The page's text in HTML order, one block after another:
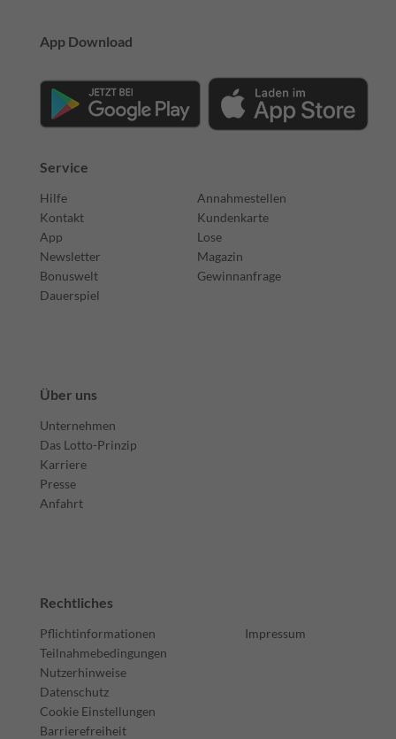
App Download
Service
Hilfe
Kontakt
App
Newsletter
Bonuswelt
Dauerspiel
Annahmestellen
Kundenkarte
Lose
Magazin
Gewinnanfrage
Über uns
Unternehmen
Das Lotto-Prinzip
Karriere
Presse
Anfahrt
Rechtliches
Pflichtinformationen
Teilnahmebedingungen
Nutzerhinweise
Datenschutz
Cookie Einstellungen
Barrierefreiheit
Impressum